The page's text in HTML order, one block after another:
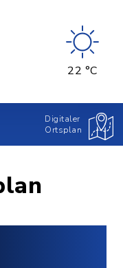
22 °C
Digitaler
Ortsplan